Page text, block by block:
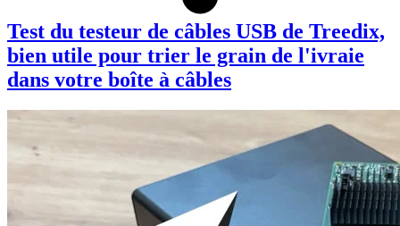
Test du testeur de câbles USB de Treedix,
bien utile pour trier le grain de l'ivraie
dans votre boîte à câbles